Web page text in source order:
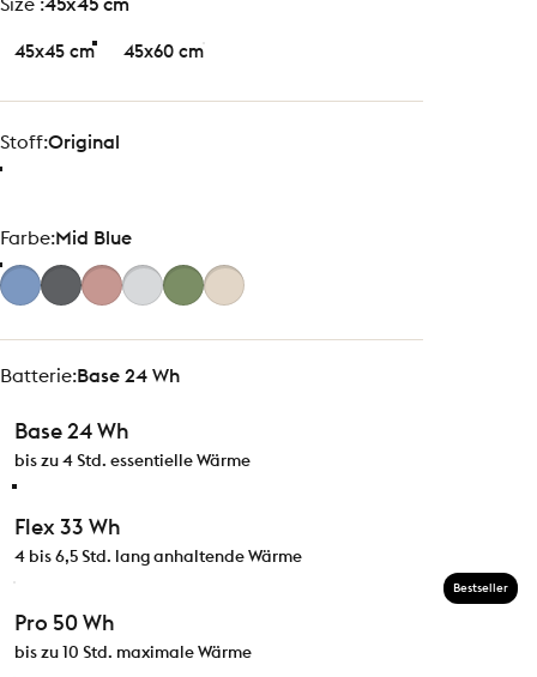
size
Size :45x45 cm
45x45 cm 45x60 cm
Stoff
Stoff:Original
Farbe
Farbe:Mid Blue
Batterie
Batterie:Base 24 Wh
Base 24 Wh
bis zu 4 Std. essentielle Wärme
Flex 33 Wh
4 bis 6,5 Std. lang anhaltende Wärme
Pro 50 Wh
bis zu 10 Std. maximale Wärme
Bestseller